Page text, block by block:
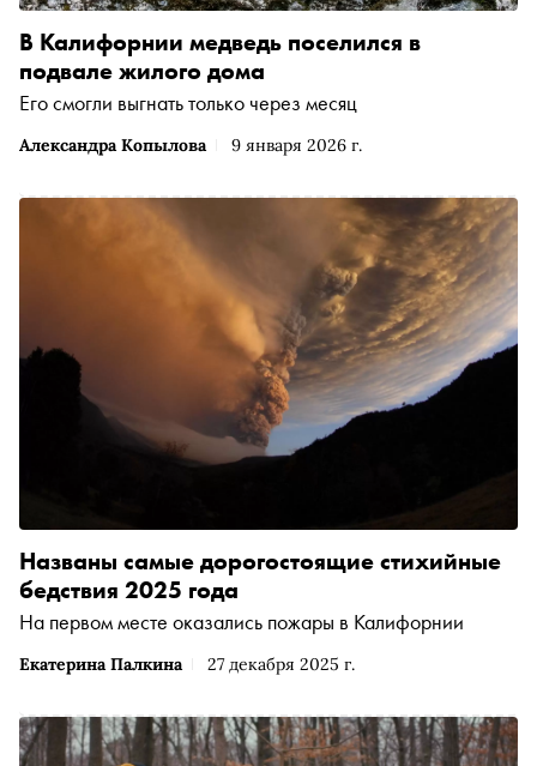
Александра Копылова 9 января 2026 г.
В Калифорнии медведь поселился в
подвале жилого дома
Его смогли выгнать только через месяц
Екатерина Палкина 27 декабря 2025 г.
Названы самые дорогостоящие стихийные
бедствия 2025 года
На первом месте оказались пожары в Калифорнии